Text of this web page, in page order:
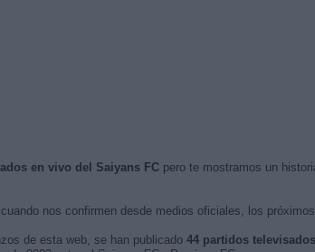
en vivo del Saiyans FCpero te mostramos un
cuando nos confirmen desde medios oficiales, los próximos
de esta web, se han publicado 44 partidos